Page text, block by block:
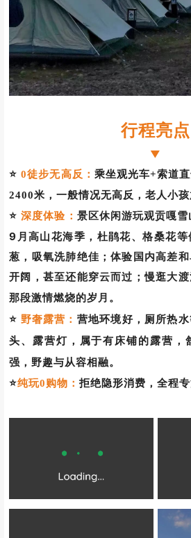
行程亮点
▼
⭐0徒步无高反： 乘坐观光车+索道
2400米，一般情况无高反，老人小孩
⭐深度体验： 景区休闲游玩观贡嘎
9月高山花海季，杜鹃花、格桑花
葱，吸氧洗肺绝佳；体验国内高差
开阔，甚至还能穿云而过；慢逛大
那段激情燃烧的岁月。
⭐ 野奢露营： 营地环境好，厕所热
头、露营灯，属于有床铺的露营，
强，野趣与从容相融。
⭐纯玩0购物：拒绝隐形消费，全程